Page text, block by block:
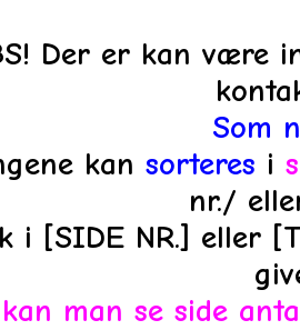
Der er kan være
Som
kan sorteres i
nr./
i [SIDE NR.] eller
man se side